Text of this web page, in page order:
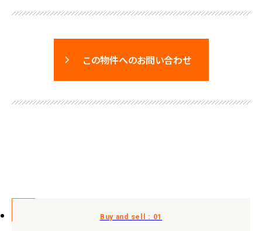
この物件へのお問い合わせ